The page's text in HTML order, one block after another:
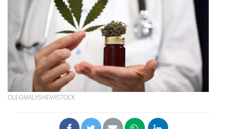
OLEGMALYSHEV/ISTOCK